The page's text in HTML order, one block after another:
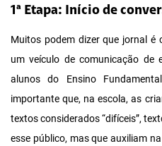
1ª Etapa: Início de
Muitos podem dizer que jornal é
um veículo de comunicação de
alunos do Ensino
importante que, na escola, as
textos considerados “difíceis”,
esse público, mas que auxiliam